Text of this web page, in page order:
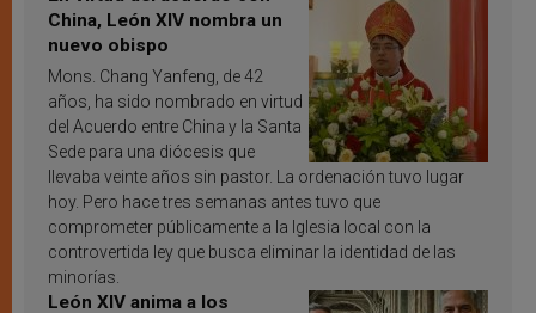
China, León XIV nombra un
nuevo obispo
Mons. Chang Yanfeng, de 42
años, ha sido nombrado en virtud
del Acuerdo entre China y la Santa
Sede para una diócesis que
llevaba veinte años sin pastor. La ordenación tuvo lugar
hoy. Pero hace tres semanas antes tuvo que
comprometer públicamente a la Iglesia local con la
controvertida ley que busca eliminar la identidad de las
minorías.
León XIV anima a los